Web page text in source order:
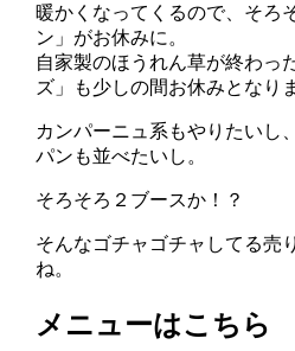
暖かくなってくるので、そろ
ン」がお休みに。
自家製のほうれん草が終わっ
ズ」も少しの間お休みとなり
カンパーニュ系もやりたいし
パンも並べたいし。
そろそろ２ブースか！？
そんなゴチャゴチャしてる売
ね。
メニューはこちら